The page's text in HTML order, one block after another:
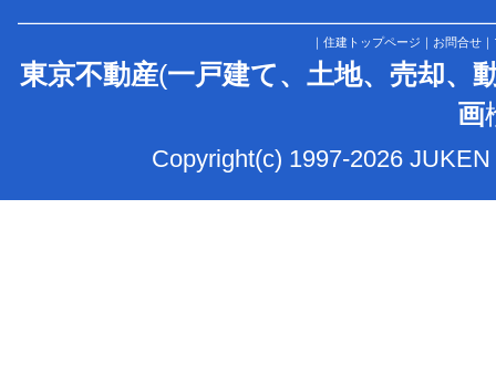
｜ 住建トップページ ｜ お問合せ ｜
東京不動産(一戸建て、土地、売却、
画
Copyright(c) 1997-2026